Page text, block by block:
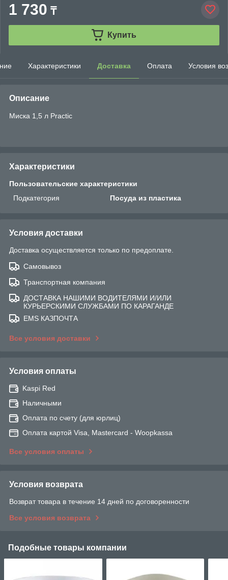
1 730 ₸
Купить
Характеристики Доставка Оплата Условия
Описание
Миска 1,5 л Practic
Характеристики
Пользовательские характеристики
Подкатегория
Посуда из пластика
Условия доставки
Доставка осуществляется только по предоплате.
Самовывоз
Транспортная компания
ДОСТАВКА НАШИМИ ВОДИТЕЛЯМИ И/ИЛИ
КУРЬЕРСКИМИ СЛУЖБАМИ ПО КАРАГАНДЕ
EMS КАЗПОЧТА
Все условия доставки
Условия оплаты
Kaspi Red
Наличными
Оплата по счету (для юрлиц)
Оплата картой Visa, Mastercard - Woopkassa
Все условия оплаты
Условия возврата
Возврат товара в течение 14 дней по договоренности
Все условия возврата
Подобные товары компании